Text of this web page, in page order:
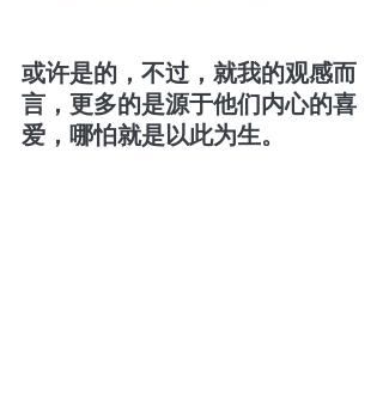
或许是的，不过，就我的观感而
言，更多的是源于他们内心的喜
爱，哪怕就是以此为生。